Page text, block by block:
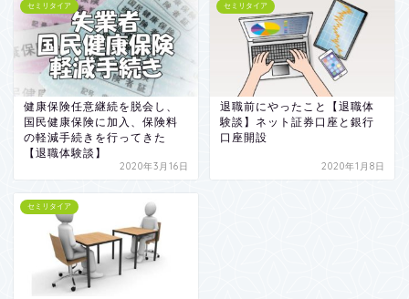
セミリタイア
健康保険任意継続を脱会し、
国民健康保険に加入、保険料
の軽減手続きを行ってきた
【退職体験談】
2020年3月16日
セミリタイア
退職前にやったこと【退職体
験談】ネット証券口座と銀行
口座開設
2020年1月8日
セミリタイア